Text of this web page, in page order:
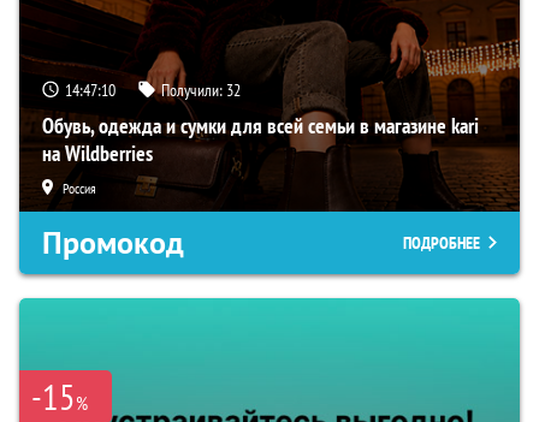
14:47:09 Получили: 32
Обувь, одежда и сумки для всей семьи в магазине kari
на Wildberries
Россия
Промокод ПОДРОБНЕЕ
-15%